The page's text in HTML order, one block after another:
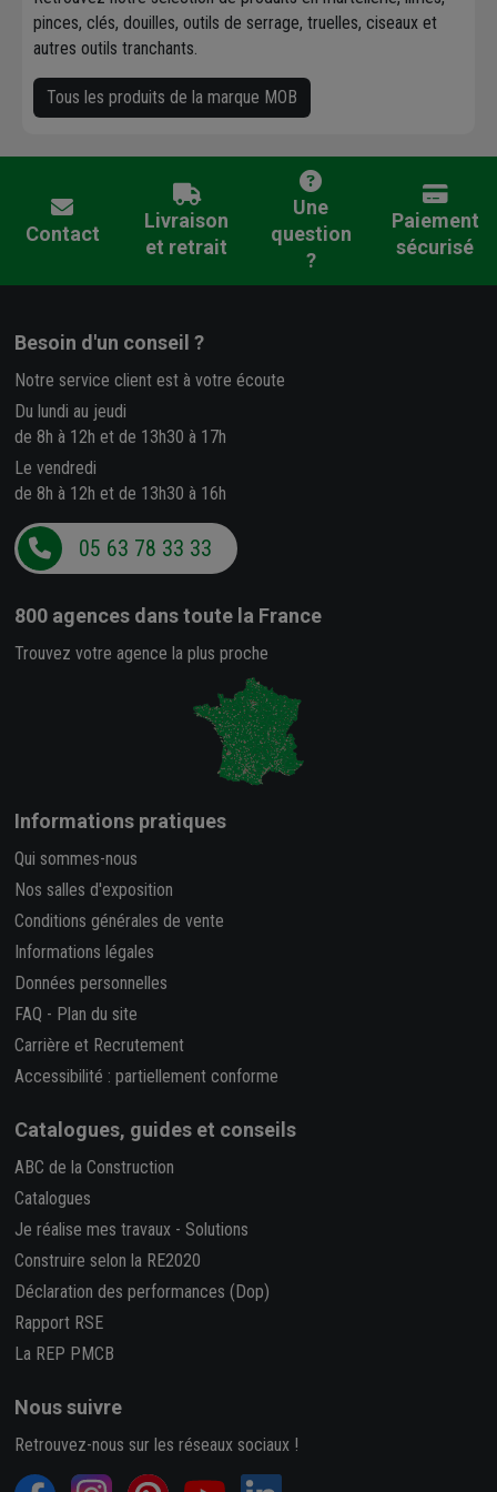
pinces, clés, douilles, outils de serrage, truelles, ciseaux et
autres outils tranchants.
Tous les produits de la marque MOB
Contact
Livraison
et retrait
Une
question
?
Paiement
sécurisé
Besoin d'un conseil ?
Notre service client est à votre écoute
Du lundi au jeudi
de 8h à 12h et de 13h30 à 17h
Le vendredi
de 8h à 12h et de 13h30 à 16h
05 63 78 33 33
800 agences dans toute la France
Trouvez votre agence la plus proche
Informations pratiques
Qui sommes-nous
Nos salles d'exposition
Conditions générales de vente
Informations légales
Données personnelles
FAQ - Plan du site
Carrière et Recrutement
Accessibilité : partiellement conforme
Catalogues, guides et conseils
ABC de la Construction
Catalogues
Je réalise mes travaux - Solutions
Construire selon la RE2020
Déclaration des performances (Dop)
Rapport RSE
La REP PMCB
Nous suivre
Retrouvez-nous sur les réseaux sociaux !